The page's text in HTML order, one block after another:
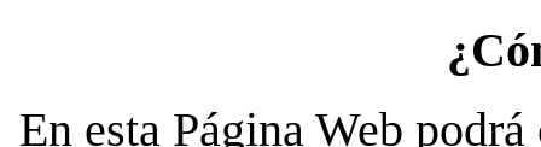
En esta Página Web